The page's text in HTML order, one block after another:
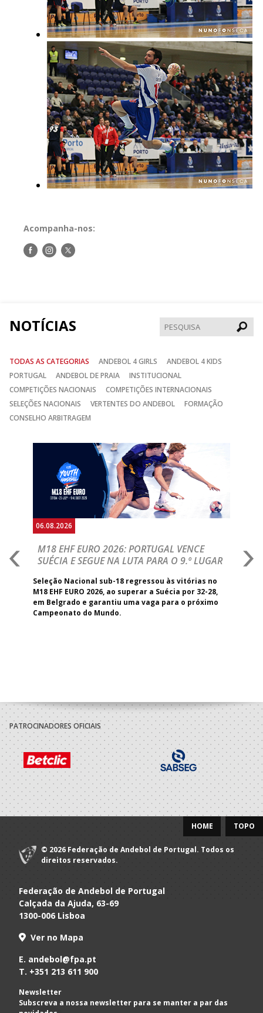
Acompanha-nos:
Siga-Siga-Siga-
NOTÍCIAS
TODAS AS CATEGORIAS ANDEBOL 4 GIRLS
ANDEBOL 4 KIDS
PORTUGAL
ANDEBOL DE PRAIA
INSTITUCIONAL
COMPETIÇÕES NACIONAIS
COMPETIÇÕES INTERNACIONAIS
SELEÇÕES NACIONAIS
VERTENTES DO ANDEBOL
FORMAÇÃO
CONSELHO ARBITRAGEM
06.08.2026
M18 EHF EURO 2026: PORTUGAL VENCE
SUÉCIA E SEGUE NA LUTA PARA O 9.º LUGAR
Seleção Nacional sub-18 regressou às vitórias no
M18 EHF EURO 2026, ao superar a Suécia por 32-28,
em Belgrado e garantiu uma vaga para o próximo
Campeonato do Mundo.
PATROCINADORES OFICIAIS
TOPO
HOME
© 2026 Federação de Andebol de Portugal. Todos os
direitos reservados.
Federação de Andebol de Portugal
Calçada da Ajuda, 63-69
1300-006 Lisboa
Ver no Mapa
E. andebol@fpa.pt
T. +351 213 611 900
Newsletter
Subscreva a nossa newsletter para se manter a par das